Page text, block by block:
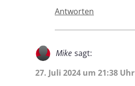
Antworten
Mike sagt:
27. Juli 2024 um 21:38 Uhr